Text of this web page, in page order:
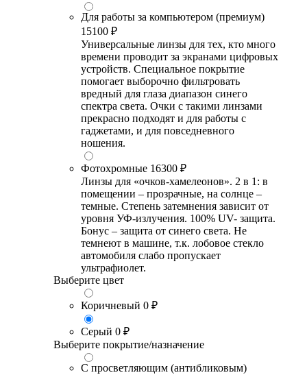
Для работы за компьютером (премиум)
15100 ₽
Универсальные линзы для тех, кто много
времени проводит за экранами цифровых
устройств. Специальное покрытие
помогает выборочно фильтровать
вредный для глаза диапазон синего
спектра света. Очки с такими линзами
прекрасно подходят и для работы с
гаджетами, и для повседневного
ношения.
Фотохромные 16300 ₽
Линзы для «очков-хамелеонов». 2 в 1: в
помещении – прозрачные, на солнце –
темные. Степень затемнения зависит от
уровня УФ-излучения. 100% UV- защита.
Бонус – защита от синего света. Не
темнеют в машине, т.к. лобовое стекло
автомобиля слабо пропускает
ультрафиолет.
Выберите цвет
Коричневый 0 ₽
Серый 0 ₽
Выберите покрытие/назначение
С просветляющим (антибликовым)